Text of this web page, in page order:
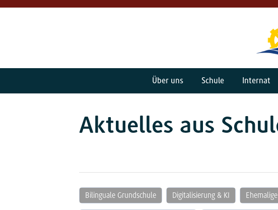
Über uns Schule Internat
Aktuelles aus
Bilinguale Grundschule Digitalisierung & KI